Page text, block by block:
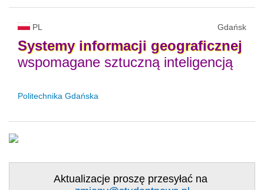
PL Gdańsk
Systemy informacji geograficznej
wspomagane sztuczną inteligencją
Politechnika Gdańska
Aktualizacje proszę przesyłać na